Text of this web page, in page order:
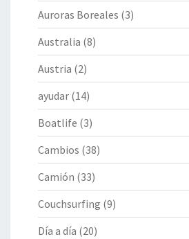
Auroras Boreales (3)
Australia (8)
Austria (2)
ayudar (14)
Boatlife (3)
Cambios (38)
Camión (33)
Couchsurfing (9)
Día a día (20)